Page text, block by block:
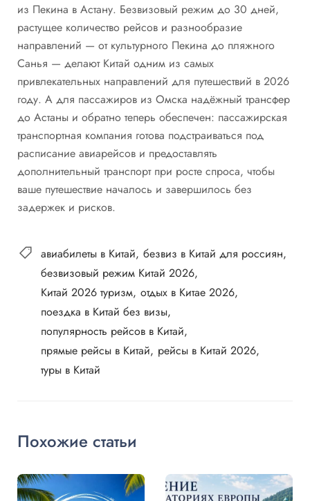
из Пекина в Астану. Безвизовый режим до 30 дней,
растущее количество рейсов и разнообразие
направлений — от культурного Пекина до пляжного
Санья — делают Китай одним из самых
привлекательных направлений для путешествий в 2026
году. А для пассажиров из Омска надёжный трансфер
до Астаны и обратно теперь обеспечен: пассажирская
транспортная компания готова подстраиваться под
расписание авиарейсов и предоставлять
дополнительный транспорт при росте спроса, чтобы
ваше путешествие началось и завершилось без
задержек и рисков.
авиабилеты в Китай безвиз в Китай для россиян
безвизовый режим Китай 2026
Китай 2026 туризм отдых в Китае 2026
поездка в Китай без визы
популярность рейсов в Китай
прямые рейсы в Китай рейсы в Китай 2026
туры в Китай
Похожие статьи